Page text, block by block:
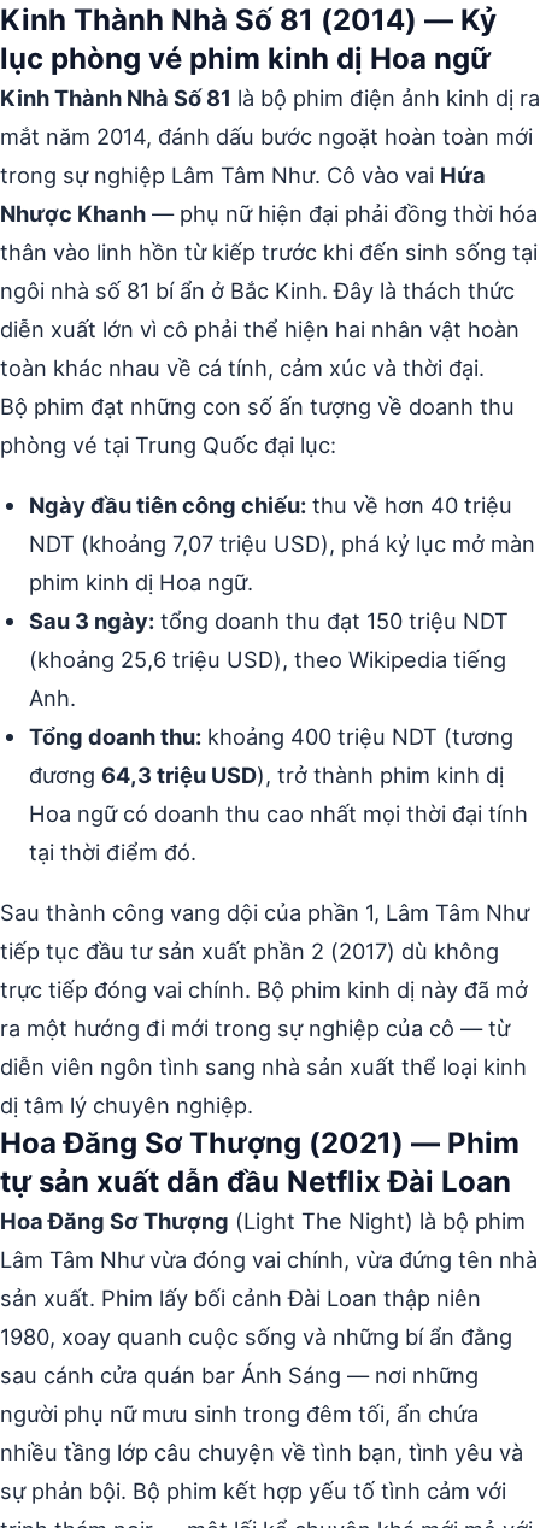
Kinh Thành Nhà Số 81 (2014) — Kỷ
lục phòng vé phim kinh dị Hoa ngữ
Kinh Thành Nhà Số 81 là bộ phim điện ảnh kinh dị ra
mắt năm 2014, đánh dấu bước ngoặt hoàn toàn mới
trong sự nghiệp Lâm Tâm Như. Cô vào vai Hứa
Nhược Khanh — phụ nữ hiện đại phải đồng thời hóa
thân vào linh hồn từ kiếp trước khi đến sinh sống tại
ngôi nhà số 81 bí ẩn ở Bắc Kinh. Đây là thách thức
diễn xuất lớn vì cô phải thể hiện hai nhân vật hoàn
toàn khác nhau về cá tính, cảm xúc và thời đại.
Bộ phim đạt những con số ấn tượng về doanh thu
phòng vé tại Trung Quốc đại lục:
Ngày đầu tiên công chiếu: thu về hơn 40 triệu
NDT (khoảng 7,07 triệu USD), phá kỷ lục mở màn
phim kinh dị Hoa ngữ.
Sau 3 ngày: tổng doanh thu đạt 150 triệu NDT
(khoảng 25,6 triệu USD), theo Wikipedia tiếng
Anh.
Tổng doanh thu: khoảng 400 triệu NDT (tương
đương 64,3 triệu USD), trở thành phim kinh dị
Hoa ngữ có doanh thu cao nhất mọi thời đại tính
tại thời điểm đó.
Sau thành công vang dội của phần 1, Lâm Tâm Như
tiếp tục đầu tư sản xuất phần 2 (2017) dù không
trực tiếp đóng vai chính. Bộ phim kinh dị này đã mở
ra một hướng đi mới trong sự nghiệp của cô — từ
diễn viên ngôn tình sang nhà sản xuất thể loại kinh
dị tâm lý chuyên nghiệp.
Hoa Đăng Sơ Thượng (2021) — Phim
tự sản xuất dẫn đầu Netflix Đài Loan
Hoa Đăng Sơ Thượng (Light The Night) là bộ phim
Lâm Tâm Như vừa đóng vai chính, vừa đứng tên nhà
sản xuất. Phim lấy bối cảnh Đài Loan thập niên
1980, xoay quanh cuộc sống và những bí ẩn đằng
sau cánh cửa quán bar Ánh Sáng — nơi những
người phụ nữ mưu sinh trong đêm tối, ẩn chứa
nhiều tầng lớp câu chuyện về tình bạn, tình yêu và
sự phản bội. Bộ phim kết hợp yếu tố tình cảm với